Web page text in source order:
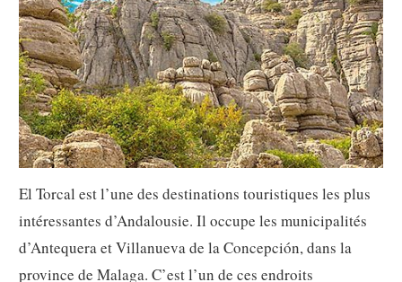
El Torcal est l’une des destinations touristiques les plus
intéressantes d’Andalousie. Il occupe les municipalités
d’Antequera et Villanueva de la Concepción, dans la
province de Malaga. C’est l’un de ces endroits